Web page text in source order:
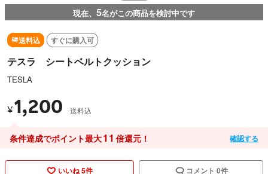
現在、 5名がこの商品を検討中です
送料込 すぐに購入可
テスラ シートベルトクッション
TESLA
¥1,200 送料込
条件達成でポイント最大11 倍還元！ 確認する
いいね 5件 コメント 0件